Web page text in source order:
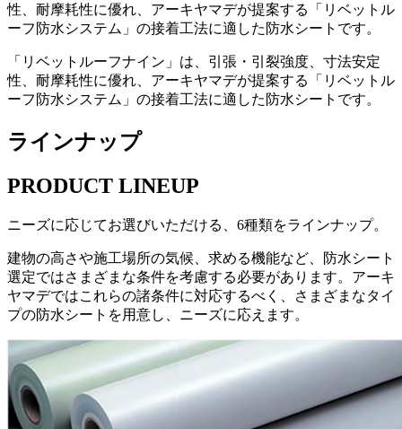
性、耐摩耗性に優れ、アーキヤマデが提案する「リベットル
ーフ防水システム」の接着工法に適した防水シートです。
「リベットルーフナイン」は、引張・引裂強度、寸法安定
性、耐摩耗性に優れ、アーキヤマデが提案する「リベットル
ーフ防水システム」の接着工法に適した防水シートです。
ラインナップ
PRODUCT LINEUP
ニーズに応じてお選びいただける、6種類をラインナップ。
建物の高さや施工場所の気候、求める機能など、防水シート
選定ではさまざまな条件を考慮する必要があります。アーキ
ヤマデではこれらの諸条件に対応するべく、さまざまなタイ
プの防水シートを用意し、ニーズに応えます。